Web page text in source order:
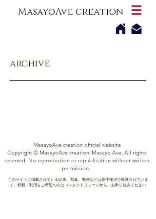
MasayoAve creation
archive
MasayoAve creation official website
Copyright © MasayoAve creation| Masayo Ave. All rights
reserved. No reproduction or republication without written
permission.
このサイトに掲載されている記事、写真、動画などは著作権法で保護されていま
す。転載・利用をご希望の方は コンタクトフォームから、お申し込みください